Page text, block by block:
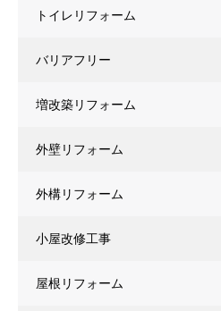
トイレリフォーム
バリアフリー
増改築リフォーム
外壁リフォーム
外構リフォーム
小屋改修工事
屋根リフォーム